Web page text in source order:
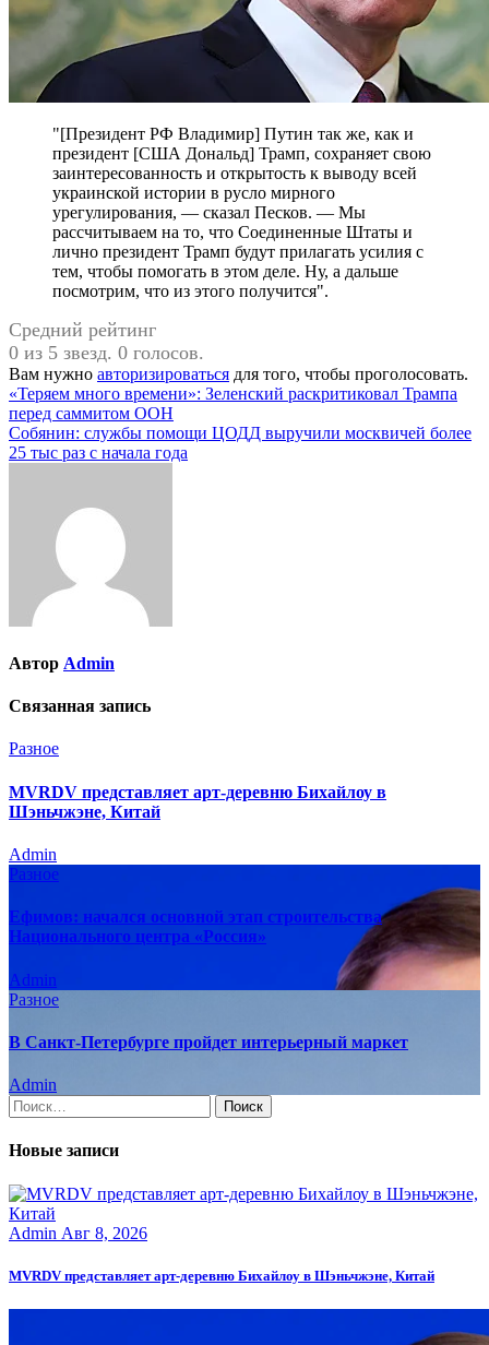
"[Президент РФ Владимир] Путин так же, как и
президент [США Дональд] Трамп, сохраняет свою
заинтересованность и открытость к выводу всей
украинской истории в русло мирного
урегулирования, — сказал Песков. — Мы
рассчитываем на то, что Соединенные Штаты и
лично президент Трамп будут прилагать усилия с
тем, чтобы помогать в этом деле. Ну, а дальше
посмотрим, что из этого получится".
Средний рейтинг
0 из 5 звезд. 0 голосов.
Вам нужно авторизироваться для того, чтобы проголосовать.
Навигация
по
записям
«Теряем много времени»: Зеленский раскритиковал Трампа
перед саммитом ООН
Собянин: службы помощи ЦОДД выручили москвичей более
25 тыс раз с начала года
Автор Admin
Связанная запись
Разное
MVRDV представляет арт-деревню Бихайлоу в
Шэньчжэне, Китай
Admin
Разное
Ефимов: начался основной этап строительства
Национального центра «Россия»
Admin
Разное
В Санкт-Петербурге пройдет интерьерный маркет
Admin
Найти:
Новые записи
Admin Авг 8, 2026
MVRDV представляет арт-деревню Бихайлоу в Шэньчжэне, Китай